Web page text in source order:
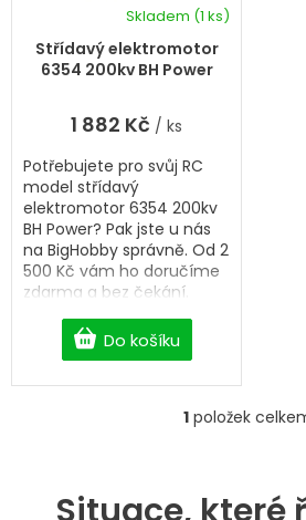
Střídavý elektromotor
6354 200kv BH Power
Skladem (1 ks)
1 882 Kč / ks
Do košíku
Potřebujete pro svůj RC
model střídavý
elektromotor 6354 200kv
BH Power? Pak jste u nás
na BigHobby správně. Od 2
500 Kč vám ho doručíme
zdarma a bez čekání.
O
d
1položek
Situace, které